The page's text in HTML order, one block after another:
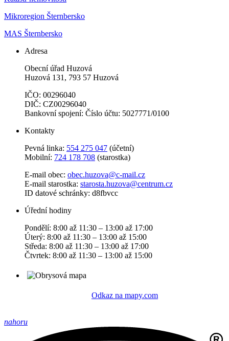
Mikroregion Šternbersko
MAS Šternbersko
Adresa
Obecní úřad Huzová
Huzová 131, 793 57 Huzová
IČO: 00296040
DIČ: CZ00296040
Bankovní spojení: Číslo účtu: 5027771/0100
Kontakty
Pevná linka: 554 275 047 (účetní)
Mobilní: 724 178 708 (starostka)
E-mail obec: obec.huzova@c-mail.cz
E-mail starostka: starosta.huzova@centrum.cz
ID datové schránky: d8fbvcc
Úřední hodiny
Pondělí: 8:00 až 11:30 – 13:00 až 17:00
Úterý: 8:00 až 11:30 – 13:00 až 15:00
Středa: 8:00 až 11:30 – 13:00 až 17:00
Čtvrtek: 8:00 až 11:30 – 13:00 až 15:00
Odkaz na mapy.com
nahoru